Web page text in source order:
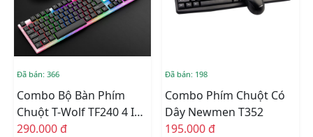
Đã bán: 366
Combo Bộ Bàn Phím
Chuột T-Wolf TF240 4 IN
1
290.000 đ
Đã bán: 198
Combo Phím Chuột Có
Dây Newmen T352
195.000 đ